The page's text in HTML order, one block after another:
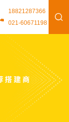
18821287366
021-60671198